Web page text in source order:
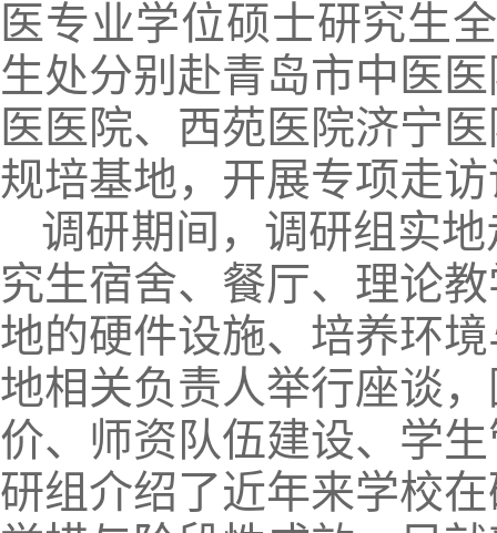
医专业学位硕士研究生
生处分别赴青岛市中医
医医院、西苑医院济宁
规培基地，开展专项走
调研期间，调研组实
究生宿舍、餐厅、理论
地的硬件设施、培养环
地相关负责人举行座谈
价、师资队伍建设、学
研组介绍了近年来学校